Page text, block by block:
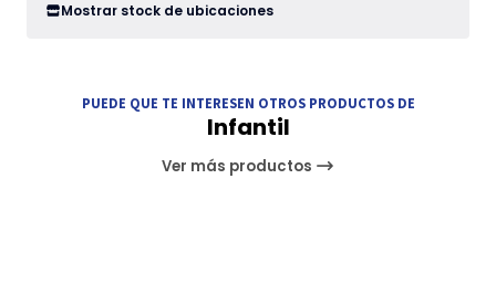
Mostrar stock de ubicaciones
PUEDE QUE TE INTERESEN OTROS PRODUCTOS DE
Infantil
Ver más productos